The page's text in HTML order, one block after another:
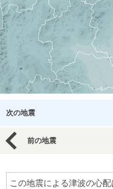
次の地震
前の地震
この地震による津波の心配